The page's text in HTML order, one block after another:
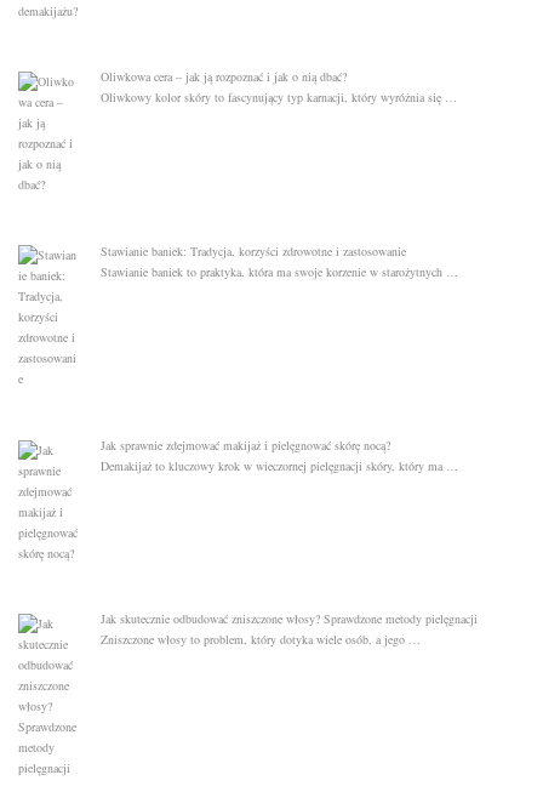
Oliwkowa cera – jak ją rozpoznać i jak o nią dbać?
Oliwkowy kolor skóry to fascynujący typ karnacji, który wyróżnia się …
Stawianie baniek: Tradycja, korzyści zdrowotne i zastosowanie
Stawianie baniek to praktyka, która ma swoje korzenie w starożytnych …
Jak sprawnie zdejmować makijaż i pielęgnować skórę nocą?
Demakijaż to kluczowy krok w wieczornej pielęgnacji skóry, który ma …
Jak skutecznie odbudować zniszczone włosy? Sprawdzone metody pielęgnacji
Zniszczone włosy to problem, który dotyka wiele osób, a jego …